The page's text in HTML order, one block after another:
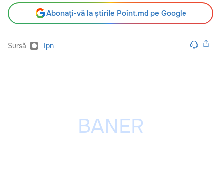
Abonați-vă la știrile Point.md pe Google
Sursă Ipn